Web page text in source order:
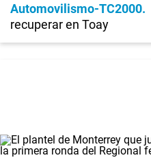
Automovilismo-TC2000
recuperar en Toay